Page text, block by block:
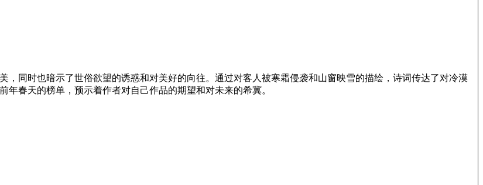
，同时也暗示了世俗欲望的诱惑和对美好的向往。通过对客人被寒霜侵袭和山窗映雪的描绘，诗词传达了对冷漠
春天的榜单，预示着作者对自己作品的期望和对未来的希冀。